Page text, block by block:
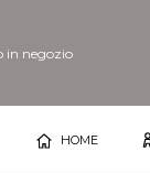
in negozio
HOME